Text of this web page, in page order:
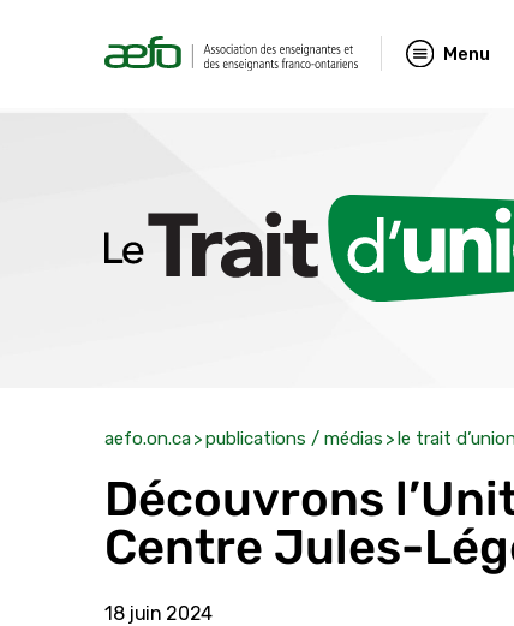
Menu
aefo.on.ca publications / médias le trait
Découvrons
Centre Jules-
18 juin 2024